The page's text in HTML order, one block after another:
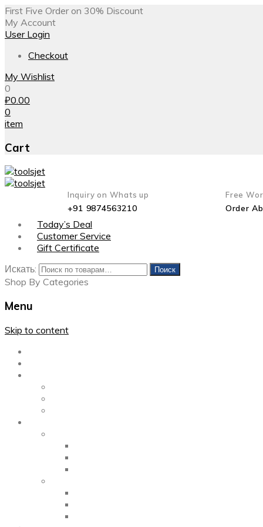
First Five Order on 30% Discount
My Account
User Login
Checkout
My Wishlist
0
₽0.00
0
item
Cart
Inquiry on Whats up
+91 9874563210
Free
Order
Today’s Deal
Customer Service
Gift Certificate
Искать:
Поиск
Shop By Categories
Menu
Skip to content